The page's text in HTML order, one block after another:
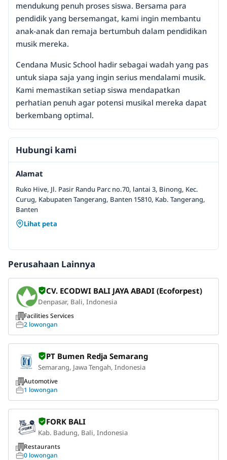
mendukung penuh proses siswa. Bersama para
pendidik yang bersemangat, kami ingin membantu
anak-anak dan remaja bertumbuh dalam pendidikan
musik mereka.
Cendana Music School hadir sebagai wadah yang pas
untuk siapa saja yang ingin serius mendalami musik.
Kami memastikan setiap siswa mendapatkan
perhatian penuh agar potensi musikal mereka dapat
berkembang optimal.
Hubungi kami
Alamat
Ruko Hive, Jl. Pasir Randu Parc no.70, lantai 3, Binong, Kec.
Curug, Kabupaten Tangerang, Banten 15810, Kab. Tangerang,
Banten
Lihat peta
Perusahaan Lainnya
CV. ECODWI BALI JAYA ABADI (Ecoforpest)
Denpasar, Bali, Indonesia
Facilities Services
2 lowongan
PT Bumen Redja Semarang
Semarang, Jawa Tengah, Indonesia
Automotive
1 lowongan
FORK BALI
Kab. Badung, Bali, Indonesia
Restaurants
0 lowongan